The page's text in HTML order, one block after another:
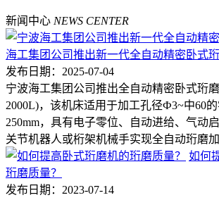
新闻中心 NEWS CENTER
海工集团公司推出新一代全自动精密卧式
发布日期：2025-07-04
宁波海工集团公司推出全自动精密卧式珩
2000L)，该机床适用于加工孔径Ф3~中60
250mm，具有电子零位、自动进给、气动
关节机器人或桁架机械手实现全自动珩磨
如何
珩磨质量？
发布日期：2023-07-14